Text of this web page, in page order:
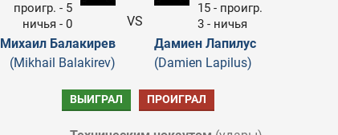
проигр. - 5
ничья - 0
Михаил Балакирев
(Mikhail Balakirev)
VS
15 - проигр.
3 - ничья
Дамиен Лапилус
(Damien Lapilus)
ВЫИГРАЛ ПРОИГРАЛ